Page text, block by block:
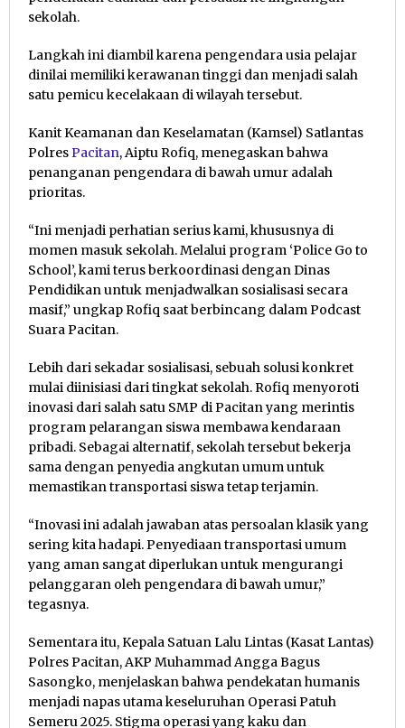
sekolah.
Langkah ini diambil karena pengendara usia pelajar
dinilai memiliki kerawanan tinggi dan menjadi salah
satu pemicu kecelakaan di wilayah tersebut.
Kanit Keamanan dan Keselamatan (Kamsel) Satlantas
Polres Pacitan, Aiptu Rofiq, menegaskan bahwa
penanganan pengendara di bawah umur adalah
prioritas.
“Ini menjadi perhatian serius kami, khususnya di
momen masuk sekolah. Melalui program ‘Police Go to
School’, kami terus berkoordinasi dengan Dinas
Pendidikan untuk menjadwalkan sosialisasi secara
masif,” ungkap Rofiq saat berbincang dalam Podcast
Suara Pacitan.
Lebih dari sekadar sosialisasi, sebuah solusi konkret
mulai diinisiasi dari tingkat sekolah. Rofiq menyoroti
inovasi dari salah satu SMP di Pacitan yang merintis
program pelarangan siswa membawa kendaraan
pribadi. Sebagai alternatif, sekolah tersebut bekerja
sama dengan penyedia angkutan umum untuk
memastikan transportasi siswa tetap terjamin.
“Inovasi ini adalah jawaban atas persoalan klasik yang
sering kita hadapi. Penyediaan transportasi umum
yang aman sangat diperlukan untuk mengurangi
pelanggaran oleh pengendara di bawah umur,”
tegasnya.
Sementara itu, Kepala Satuan Lalu Lintas (Kasat Lantas)
Polres Pacitan, AKP Muhammad Angga Bagus
Sasongko, menjelaskan bahwa pendekatan humanis
menjadi napas utama keseluruhan Operasi Patuh
Semeru 2025. Stigma operasi yang kaku dan